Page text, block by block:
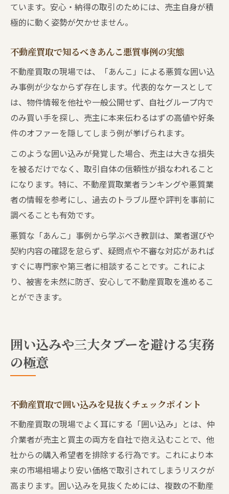
ています。安心・納得の取引のためには、売主自身が積
極的に動く姿勢が欠かせません。
不動産買取で知るべきあんこ悪質事例の実態
不動産買取の現場では、「あんこ」による悪質な囲い込
み事例が少なからず存在します。代表的なケースとして
は、物件情報を他社や一般公開せず、自社グループ内で
のみ買い手を探し、売主に本来伝わるはずの高値や好条
件のオファーを隠してしまう例が挙げられます。
このような囲い込みが発覚した場合、売主は大きな損失
を被るだけでなく、取引自体の信頼性が損なわれること
になります。特に、不動産買取業者ランキングや悪質業
者の情報を参考にし、過去のトラブル歴や評判を事前に
調べることも有効です。
悪質な「あんこ」事例から学ぶべき教訓は、業者選びや
契約内容の確認を怠らず、疑問点や不審な対応があれば
すぐに専門家や第三者に相談することです。これによ
り、被害を未然に防ぎ、安心して不動産買取を進めるこ
とができます。
囲い込みや三大タブーを避ける実務
の極意
不動産買取で囲い込みを見抜くチェックポイント
不動産買取の現場でよく耳にする「囲い込み」とは、仲
介業者が売主と買主の両方を自社で抱え込むことで、他
社からの購入希望者を排除する行為です。これにより本
来の市場相場より安い価格で取引されてしまうリスクが
高まります。囲い込みを見抜くためには、複数の不動産